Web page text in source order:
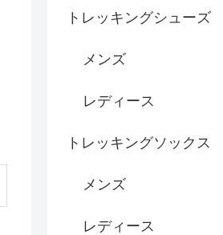
トレッキングシューズ
メンズ
レディース
トレッキングソックス
メンズ
レディース